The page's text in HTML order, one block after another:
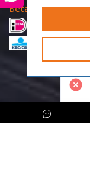
Betaalmethodes